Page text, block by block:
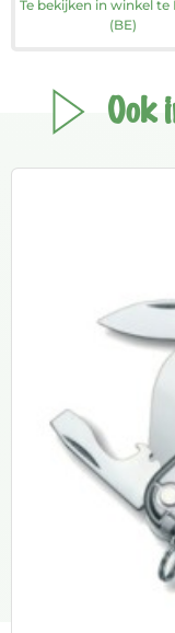
Te bekijken in winkel
(BE)
Ook